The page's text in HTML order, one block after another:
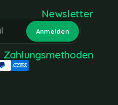
Newsletter
Zahlungsmethoden